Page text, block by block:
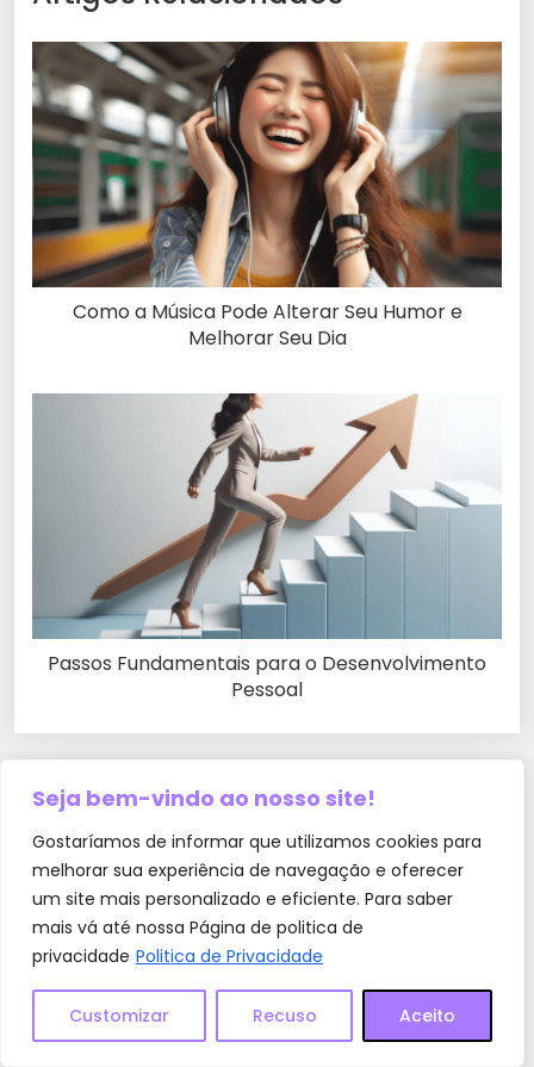
Seja bem-vindo ao nosso site!
Gostaríamos de informar que utilizamos cookies para
melhorar sua experiência de navegação e oferecer
um site mais personalizado e eficiente. Para saber
mais vá até nossa Página de politica de
privacidade Politica de Privacidade
Customizar Recuso Aceito
Como a Música Pode Alterar Seu Humor e
Melhorar Seu Dia
Passos Fundamentais para o Desenvolvimento
Pessoal
0 Comentários
Deixe um comentário
O seu endereço de e-mail não será publicado.
Campos obrigatórios são marcados com
Comentário*